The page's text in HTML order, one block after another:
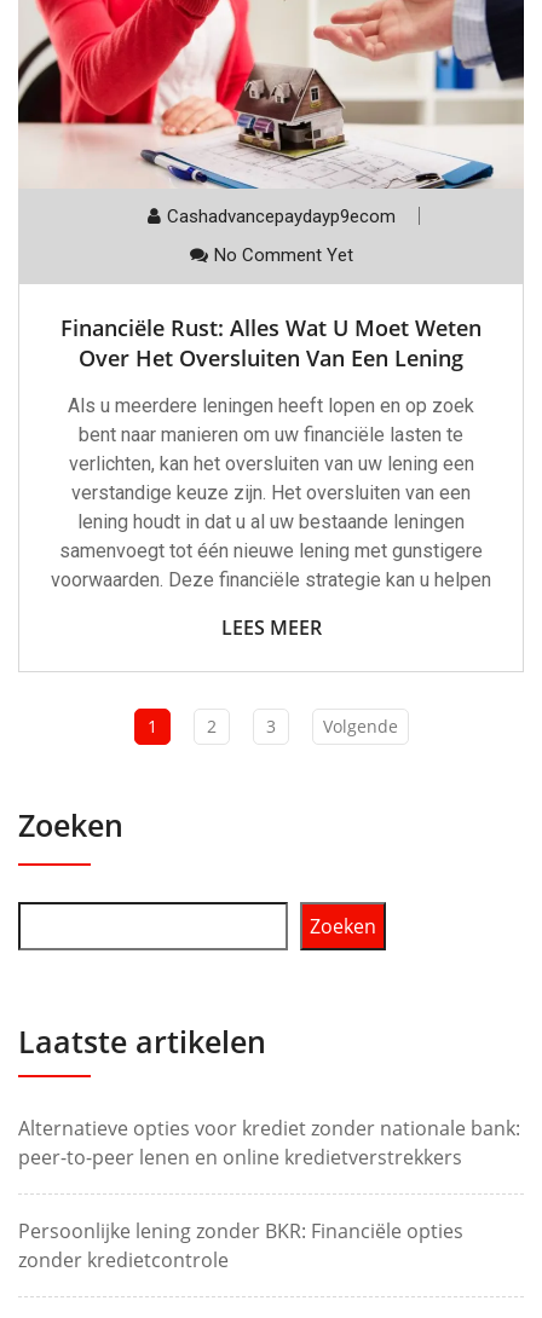
Cashadvancepaydayp9ecom
No Comment Yet
Financiële Rust: Alles Wat U Moet Weten
Over Het Oversluiten Van Een Lening
Als u meerdere leningen heeft lopen en op zoek
bent naar manieren om uw financiële lasten te
verlichten, kan het oversluiten van uw lening een
verstandige keuze zijn. Het oversluiten van een
lening houdt in dat u al uw bestaande leningen
samenvoegt tot één nieuwe lening met gunstigere
voorwaarden. Deze financiële strategie kan u helpen
LEES MEER
1 2 3 Volgende
Zoeken
Zoeken
Laatste artikelen
Alternatieve opties voor krediet zonder nationale bank:
peer-to-peer lenen en online kredietverstrekkers
Persoonlijke lening zonder BKR: Financiële opties
zonder kredietcontrole